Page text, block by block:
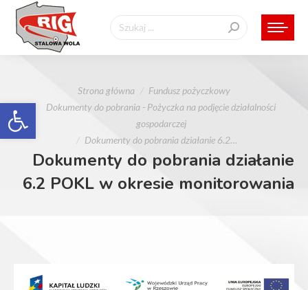
Otwórz pasek narzędzi
Szukaj:
Strona główna
Fundusz pożyczkowy
Dokumenty do pobrania - Pożyczka na podjęcie działalności
gospodarczej
Dokumenty do pobrania działanie 6.2…
Dokumenty do pobrania działanie
6.2 POKL w okresie monitorowania